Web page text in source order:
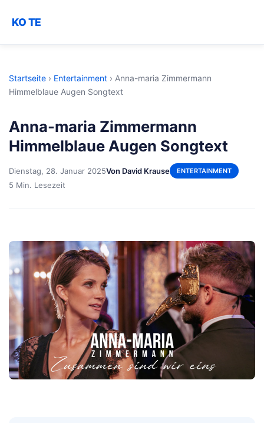
KO TE
Startseite › Entertainment › Anna-maria Zimmermann
Himmelblaue Augen Songtext
Anna-maria Zimmermann
Himmelblaue Augen Songtext
Dienstag, 28. Januar 2025Von David Krause ENTERTAINMENT
5 Min. Lesezeit